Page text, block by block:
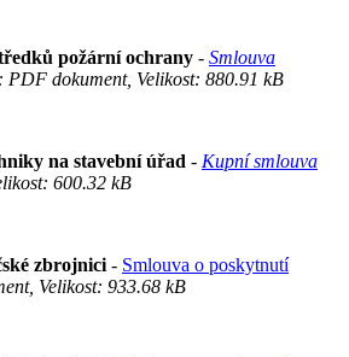
požární ochrany - Smlouva
PDF dokument, Velikost: 880.91 kB
na stavební úřad - Kupní smlouva
600.32 kB
zbrojnici - Smlouva o poskytnutí
Velikost: 933.68 kB